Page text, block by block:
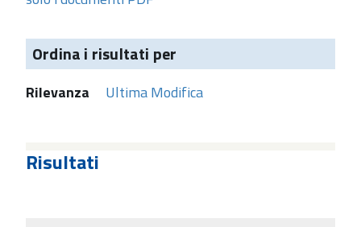
Ordina i risultati per
Rilevanza Ultima Modifica
Risultati